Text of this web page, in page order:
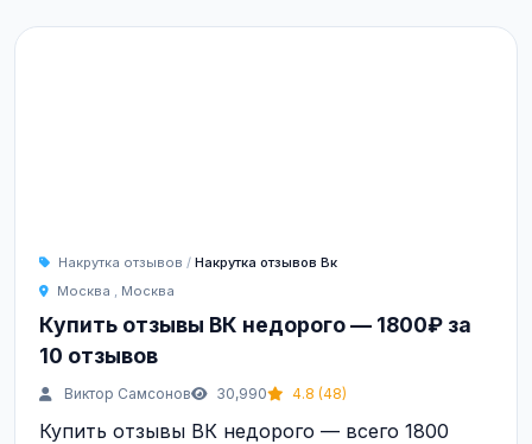
Накрутка отзывов / Накрутка отзывов Вк
Москва , Москва
Купить отзывы ВК недорого — 1800₽ за
10 отзывов
Виктор Самсонов 30,990 4.8 (48)
Купить отзывы ВК недорого — всего 1800